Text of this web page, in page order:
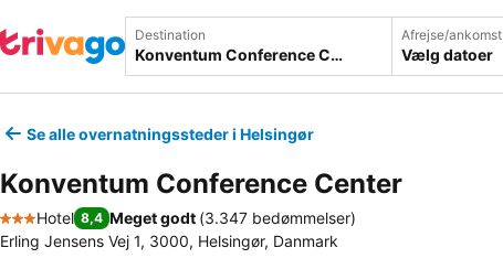
Destination Afrejse/ankomst
Vælg datoer
Se alle overnatningssteder i Helsingør
Konventum Conference Center
3 Stjerner
Hotel 8,4 Meget godt (3.347 bedømmelser)
Erling Jensens Vej 1, 3000, Helsingør, Danmark